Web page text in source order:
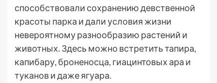
способствовали сохранению девственной
красоты парка и дали условия жизни
невероятному разнообразию растений и
животных. Здесь можно встретить тапира,
капибару, броненосца, гиацинтовых ара и
туканов и даже ягуара.